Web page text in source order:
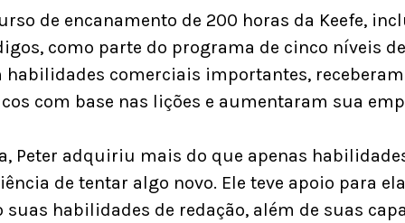
de encanamento de 200 horas da Keefe,
como parte do programa de cinco níveis
comerciais importantes, receberam
com base nas lições e aumentaram sua
Peter adquiriu mais do que apenas
de tentar algo novo. Ele teve apoio para
habilidades de redação, além de suas